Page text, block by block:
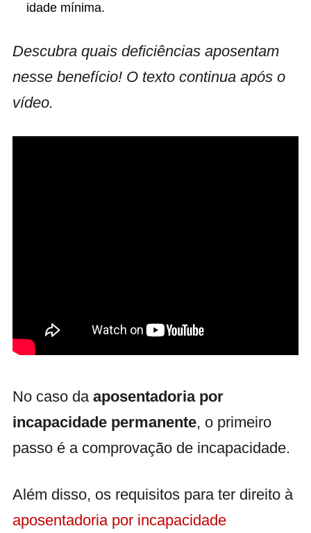
idade mínima.
Descubra quais deficiências aposentam
nesse benefício! O texto continua após o
vídeo.
No caso da aposentadoria por
incapacidade permanente, o primeiro
passo é a comprovação de incapacidade.
Além disso, os requisitos para ter direito à
aposentadoria por incapacidade